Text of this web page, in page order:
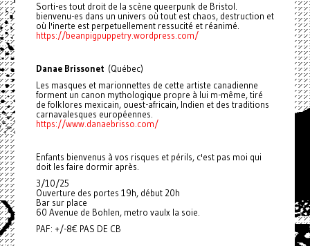
Sorti-es tout droit de la scène queerpunk de Bristol.
bienvenu-es dans un univers où tout est chaos, destruction et
où l'inerte est perpetuellement ressucité et réanimé.
https://beanpigpuppetry.wordpress.com/
Danae Brissonet (Québec)
Les masques et marionnettes de cette artiste canadienne
forment un canon mythologique propre à lui m-même, tiré
de folklores mexicain, ouest-africain, Indien et des traditions
carnavalesques européennes.
https://www.danaebrisso.com/
Enfants bienvenus à vos risques et périls, c'est pas moi qui
doit les faire dormir après.
3/10/25
Ouverture des portes 19h, début 20h
Bar sur place
60 Avenue de Bohlen, metro vaulx la soie.
PAF: +/-8€ PAS DE CB